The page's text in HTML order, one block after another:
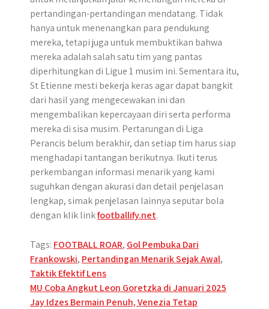
pertandingan-pertandingan mendatang. Tidak
hanya untuk menenangkan para pendukung
mereka, tetapi juga untuk membuktikan bahwa
mereka adalah salah satu tim yang pantas
diperhitungkan di Ligue 1 musim ini. Sementara itu,
St Etienne mesti bekerja keras agar dapat bangkit
dari hasil yang mengecewakan ini dan
mengembalikan kepercayaan diri serta performa
mereka di sisa musim. Pertarungan di Liga
Perancis belum berakhir, dan setiap tim harus siap
menghadapi tantangan berikutnya. Ikuti terus
perkembangan informasi menarik yang kami
suguhkan dengan akurasi dan detail penjelasan
lengkap, simak penjelasan lainnya seputar bola
dengan klik linkfootballify.net.
Tags: FOOTBALL ROAR, Gol Pembuka Dari
Frankowski, Pertandingan Menarik Sejak Awal,
Taktik Efektif Lens
Post
MU Coba Angkut Leon Goretzka di Januari 2025
Jay Idzes Bermain Penuh, Venezia Tetap